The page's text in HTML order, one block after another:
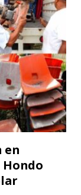
en
Hondo